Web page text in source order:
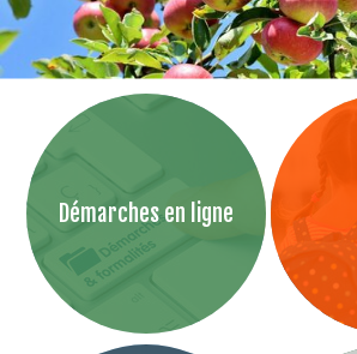
Démarches en ligne